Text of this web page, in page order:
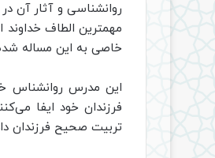
روانشناسی و آثار آن
مهمترین الطاف
خاصی به این مساله
این مدرس روانشناس
فرزندان خود ایفا
تربیت صحیح فرزندان